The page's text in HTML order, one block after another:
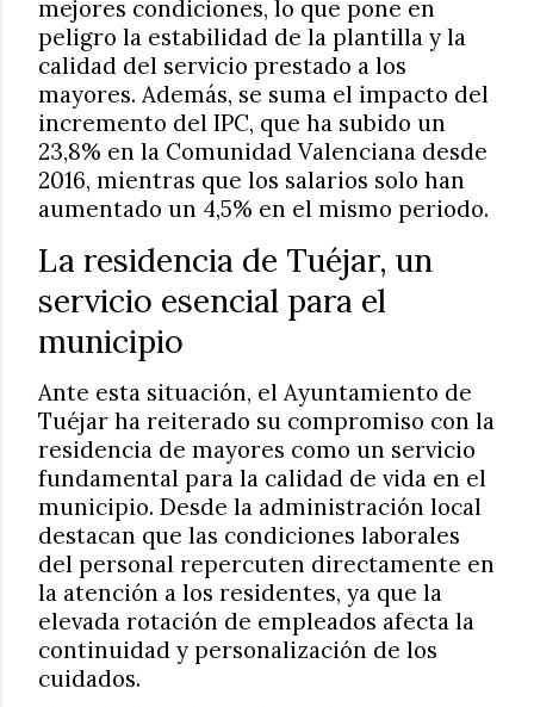
mejores condiciones, lo que pone en
peligro la estabilidad de la plantilla y la
calidad del servicio prestado a los
mayores. Además, se suma el impacto del
incremento del IPC, que ha subido un
23,8% en la Comunidad Valenciana desde
2016, mientras que los salarios solo han
aumentado un 4,5% en el mismo periodo.
La residencia de Tuéjar, un
servicio esencial para el
municipio
Ante esta situación, el Ayuntamiento de
Tuéjar ha reiterado su compromiso con la
residencia de mayores como un servicio
fundamental para la calidad de vida en el
municipio. Desde la administración local
destacan que las condiciones laborales
del personal repercuten directamente en
la atención a los residentes, ya que la
elevada rotación de empleados afecta la
continuidad y personalización de los
cuidados.